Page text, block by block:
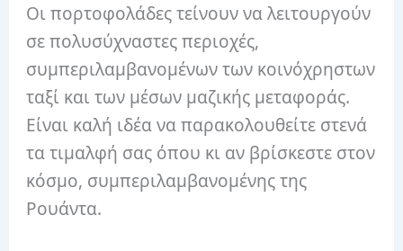
Οι πορτοφολάδες τείνουν να λειτουργούν
σε πολυσύχναστες περιοχές,
συμπεριλαμβανομένων των κοινόχρηστων
ταξί και των μέσων μαζικής μεταφοράς.
Είναι καλή ιδέα να παρακολουθείτε στενά
τα τιμαλφή σας όπου κι αν βρίσκεστε στον
κόσμο, συμπεριλαμβανομένης της
Ρουάντα.